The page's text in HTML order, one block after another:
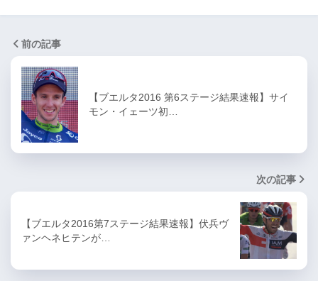
前の記事
【ブエルタ2016 第6ステージ結果速報】サイ
モン・イェーツ初…
次の記事
【ブエルタ2016第7ステージ結果速報】伏兵ヴ
ァンヘネヒテンが…